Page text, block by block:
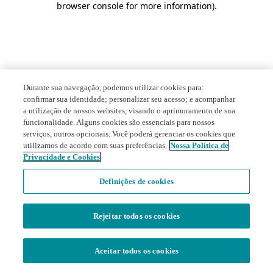
browser console for more information).
Durante sua navegação, podemos utilizar cookies para:
confirmar sua identidade; personalizar seu acesso; e acompanhar
a utilização de nossos websites, visando o aprimoramento de sua
funcionalidade. Alguns cookies são essenciais para nossos
serviços, outros opcionais. Você poderá gerenciar os cookies que
utilizamos de acordo com suas preferências. Nossa Política de
Privacidade e Cookies
Definições de cookies
Rejeitar todos os cookies
Aceitar todos os cookies